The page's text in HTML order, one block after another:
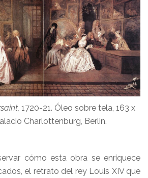
1720-21. Óleo sobre tela, 163 x
Charlottenburg, Berlin.
cómo esta obra se enriquece
el retrato del rey Louis XIV que